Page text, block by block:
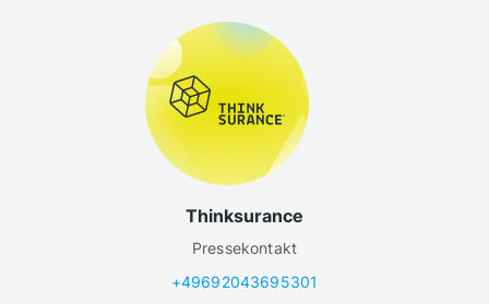
Thinksurance
Pressekontakt
+49692043695301